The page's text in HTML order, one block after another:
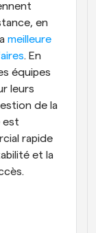
en
meilleure
. En
équipes
leurs
de la
est
rapide
et la